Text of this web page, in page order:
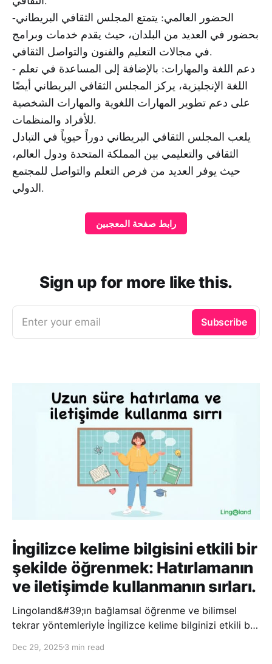
-الحضور العالمي: يتمتع المجلس الثقافي البريطاني
بحضور في العديد من البلدان، حيث يقدم خدمات وبرامج
في مجالات التعليم والفنون والتواصل الثقافي.
- دعم اللغة والمهارات: بالإضافة إلى المساعدة في تعلم
اللغة الإنجليزية، يركز المجلس الثقافي البريطاني أيضًا
على دعم تطوير المهارات اللغوية والمهارات الشخصية
للأفراد والمنظمات.
يلعب المجلس الثقافي البريطاني دوراً حيوياً في التبادل
الثقافي والتعليمي بين المملكة المتحدة ودول العالم،
حيث يوفر العديد من فرص التعلم والتواصل للمجتمع
الدولي.
رابط صفحة المعجبين
Sign up for more like this.
Enter your email Subscribe
İngilizce kelime bilgisini etkili bir
şekilde öğrenmek: Hatırlamanın
ve iletişimde kullanmanın sırları.
Lingoland&#39;ın bağlamsal öğrenme ve bilimsel
tekrar yöntemleriyle İngilizce kelime bilginizi etkili bir
hatırlayabilir ve daha doğal bir şekilde iletişim
Dec 29, 2025 3 min read